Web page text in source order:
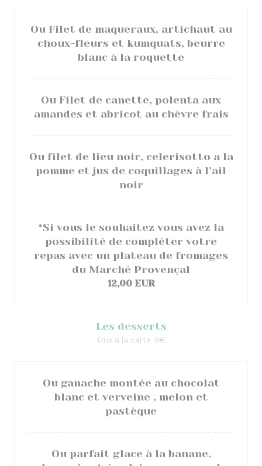
Ou Filet de maqueraux, artichaut au
choux-fleurs et kumquats, beurre
blanc à la roquette
Ou Filet de canette, polenta aux
amandes et abricot au chèvre frais
Ou filet de lieu noir, celerisotto a la
pomme et jus de coquillages à l’ail
noir
*Si vous le souhaitez vous avez la
possibilité de compléter votre
repas avec un plateau de fromages
du Marché Provençal
12,00 EUR
Les desserts
Prix à la carte 9€
Ou ganache montée au chocolat
blanc et verveine , melon et
pastèque
Ou parfait glace à la banane,